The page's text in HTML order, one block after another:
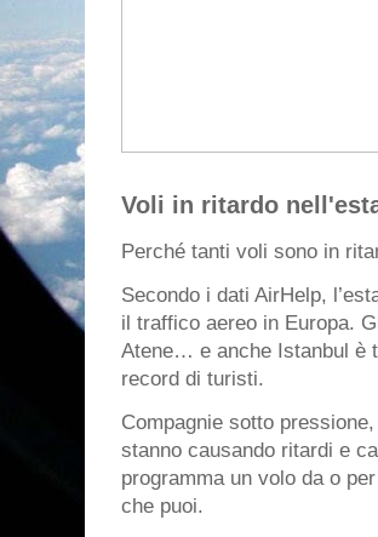
Voli in ritardo
Perché tanti voli sono in
Secondo i dati AirHelp,
il traffico aereo in Europa.
Atene… e anche Istanbul è
record di turisti.
Compagnie sotto
stanno causando ritardi e
programma un volo da o
che puoi.